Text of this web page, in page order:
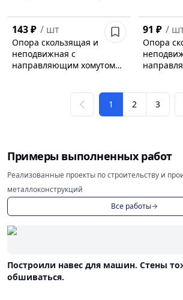
143 ₽ / шт
Опора скользящая и
неподвижная с
направляющим хомутом
91 ₽ /
Опора
1 2 3
Примеры выполненных работ
Реализованные проекты по строительству и
металлоконструкций
Все работы
Построили навес для машин. Стены
обшиваться.